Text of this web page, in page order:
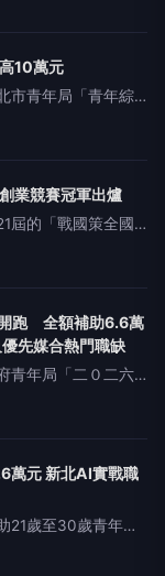
逐總獎金60
逐夢 團體最高10萬元
市青年局「青年綜
開放申請，提供團
，支持社團成果
業實踐 戰國策創業競賽冠軍出爐
屆的「戰國策全國
在新北市舉行決賽
今年賽事首度由新
跑 全額補助6.6萬
先媒合熱門職缺
青年局「二０二六
職涯營）」即日起
實戰職
21歲至30歲青年強
！新北市青年局